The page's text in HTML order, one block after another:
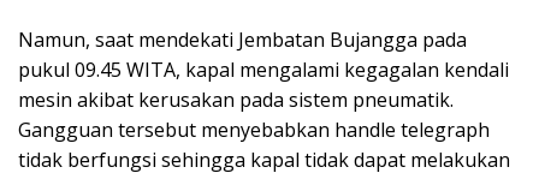
Namun, saat mendekati Jembatan Bujangga pada
pukul 09.45 WITA, kapal mengalami kegagalan kendali
mesin akibat kerusakan pada sistem pneumatik.
Gangguan tersebut menyebabkan handle telegraph
tidak berfungsi sehingga kapal tidak dapat melakukan